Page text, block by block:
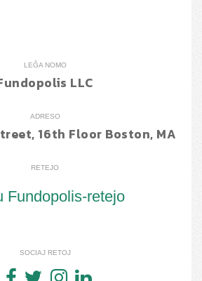
LEĜA NOMO
LLC
ADRESO
16th Floor Boston, MA
RETEJO
Fundopolis-retejo
SOCIAJ RETOJ